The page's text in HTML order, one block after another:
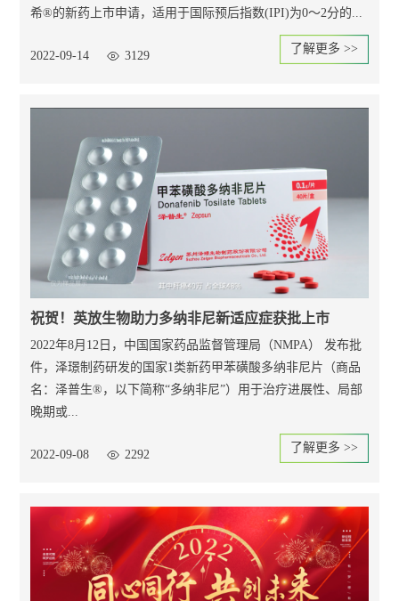
希®的新药上市申请，适用于国际预后指数(IPI)为0～2分的...
2022-09-14 3129
了解更多 >>
祝贺！英放生物助力多纳非尼新适应症获批上市
2022年8月12日，中国国家药品监督管理局（NMPA） 发布批
件，泽璟制药研发的国家1类新药甲苯磺酸多纳非尼片（商品
名：泽普生®，以下简称“多纳非尼”）用于治疗进展性、局部
晚期或...
2022-09-08 2292
了解更多 >>